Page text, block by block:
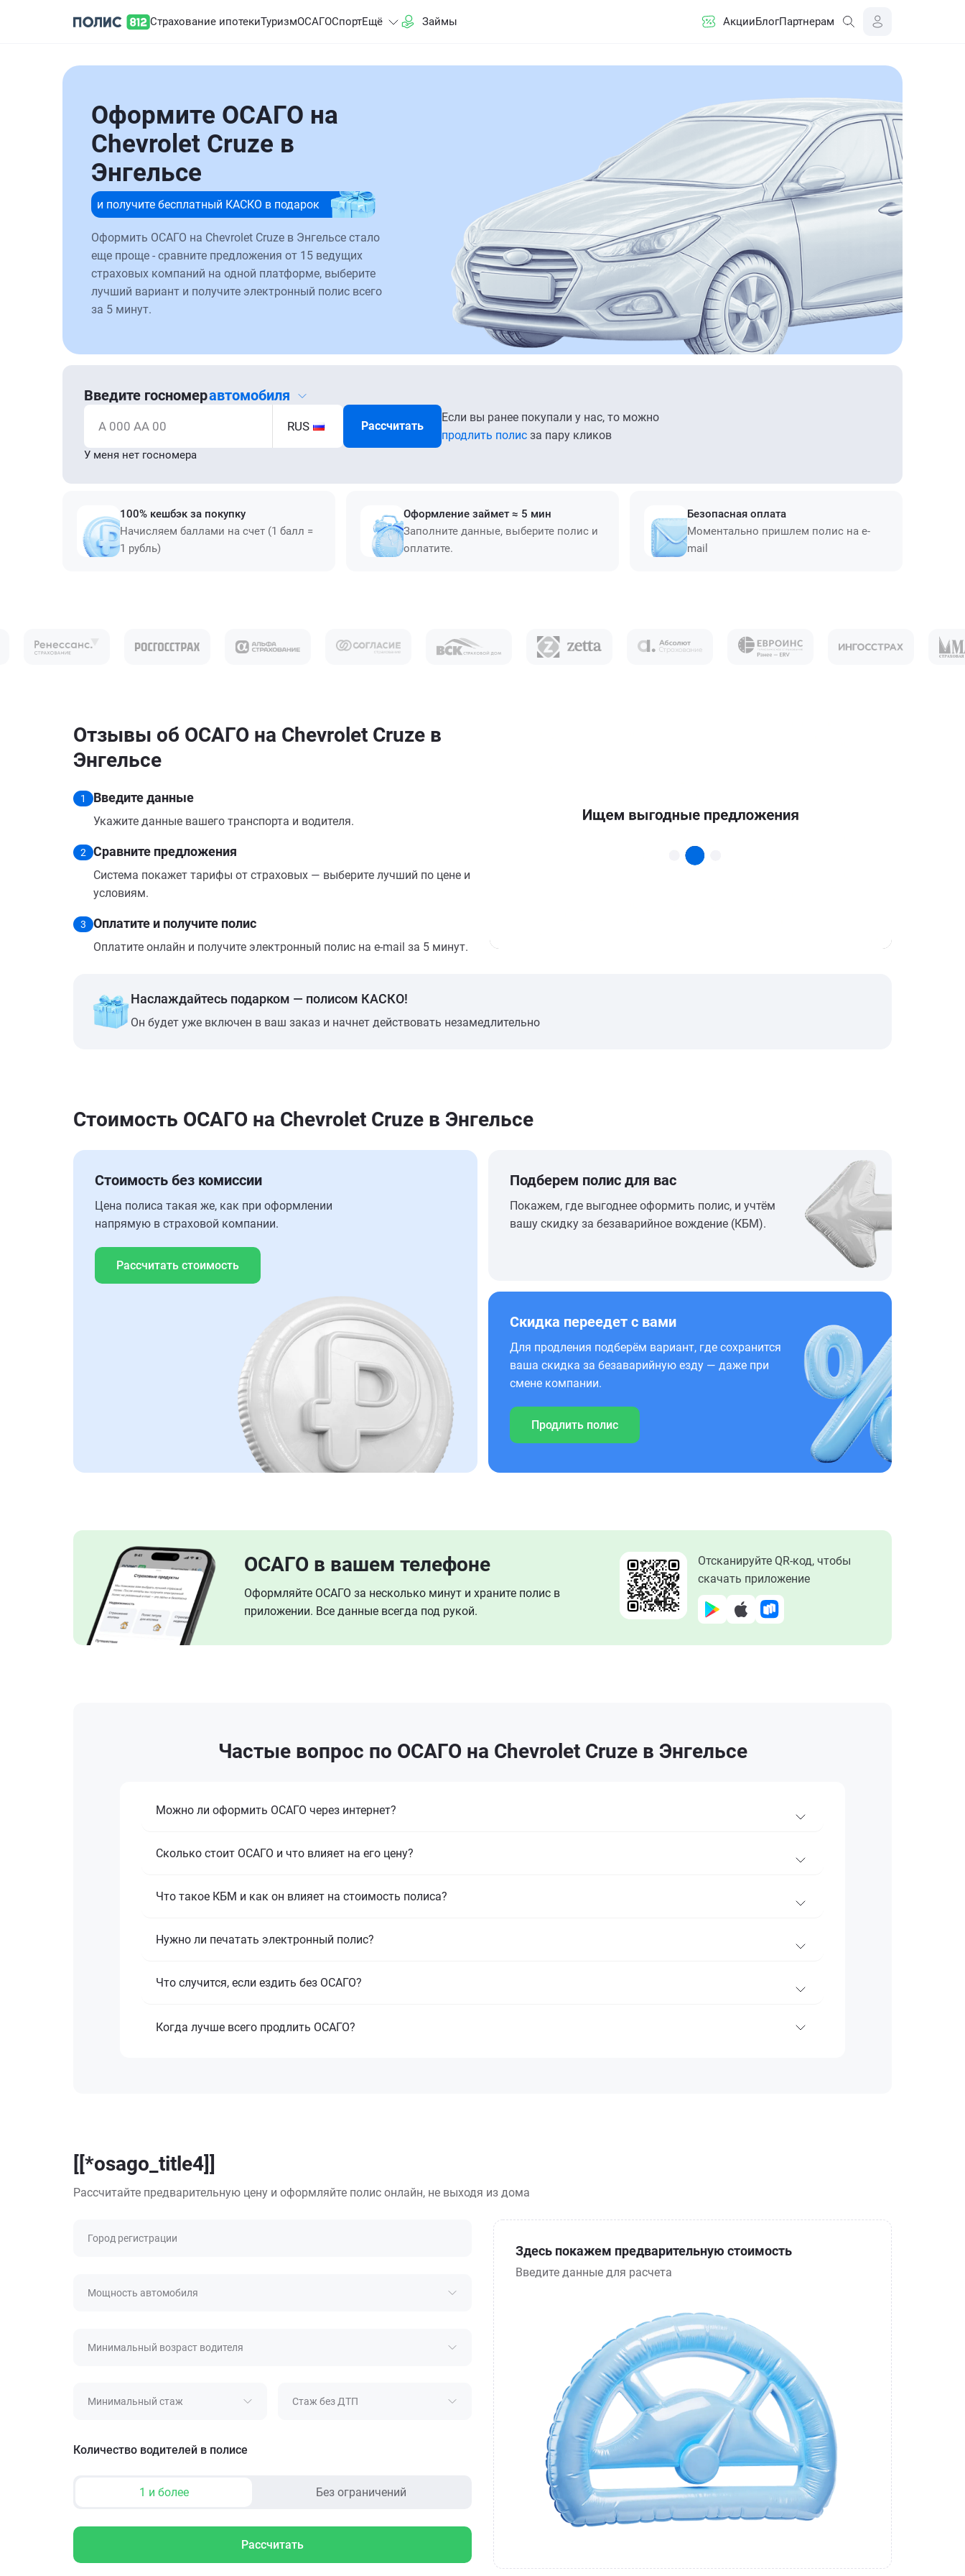
Страхование ипотекиТуризмОСАГОСпортЕщё Займы АкцииБлогПартнерам
Оформите ОСАГО на
Chevrolet Cruze в
Энгельсе
и получите бесплатный КАСКО в подарок
Оформить ОСАГО на Chevrolet Cruze в Энгельсе стало
еще проще - сравните предложения от 15 ведущих
страховых компаний на одной платформе, выберите
лучший вариант и получите электронный полис всего
за 5 минут.
Введите госномеравтомобиля
А 000 АА 00 RUS Рассчитать
Если вы ранее покупали у нас, то можно
продлить полис за пару кликов
У меня нет госномера
100% кешбэк за покупку
Начисляем баллами на счет (1 балл =
1 рубль)
Оформление займет ≈ 5 мин
Заполните данные, выберите полис и
оплатите.
Безопасная оплата
Моментально пришлем полис на e-
mail
Отзывы об ОСАГО на Chevrolet Cruze в
Энгельсе
1 Введите данные
Укажите данные вашего транспорта и водителя.
2 Сравните предложения
Система покажет тарифы от страховых — выберите лучший по цене и
условиям.
3 Оплатите и получите полис
Оплатите онлайн и получите электронный полис на e-mail за 5 минут.
Наслаждайтесь подарком — полисом КАСКО!
Он будет уже включен в ваш заказ и начнет действовать незамедлительно
Стоимость ОСАГО на Chevrolet Cruze в Энгельсе
Стоимость без комиссии
Цена полиса такая же, как при оформлении
напрямую в страховой компании.
Рассчитать стоимость
Подберем полис для вас
Покажем, где выгоднее оформить полис, и учтём
вашу скидку за безаварийное вождение (КБМ).
Скидка переедет с вами
Для продления подберём вариант, где сохранится
ваша скидка за безаварийную езду — даже при
смене компании.
Продлить полис
ОСАГО в вашем телефоне
Оформляйте ОСАГО за несколько минут и храните полис в
приложении. Все данные всегда под рукой.
Отсканируйте QR-код, чтобы
скачать приложение
Частые вопрос по ОСАГО на Chevrolet Cruze в Энгельсе
Можно ли оформить ОСАГО через интернет?
Сколько стоит ОСАГО и что влияет на его цену?
Что такое КБМ и как он влияет на стоимость полиса?
Нужно ли печатать электронный полис?
Что случится, если ездить без ОСАГО?
Когда лучше всего продлить ОСАГО?
[[*osago_title4]]
Рассчитайте предварительную цену и оформляйте полис онлайн, не выходя из дома
Город регистрации
Мощность автомобиля
Минимальный возраст водителя
Минимальный стаж Стаж без ДТП
Количество водителей в полисе
1 и более Без ограничений
Рассчитать
Здесь покажем предварительную стоимость
Введите данные для расчета